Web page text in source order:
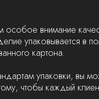
внимание
упаковывается в
картона.
упаковки, вы
чтобы каждый